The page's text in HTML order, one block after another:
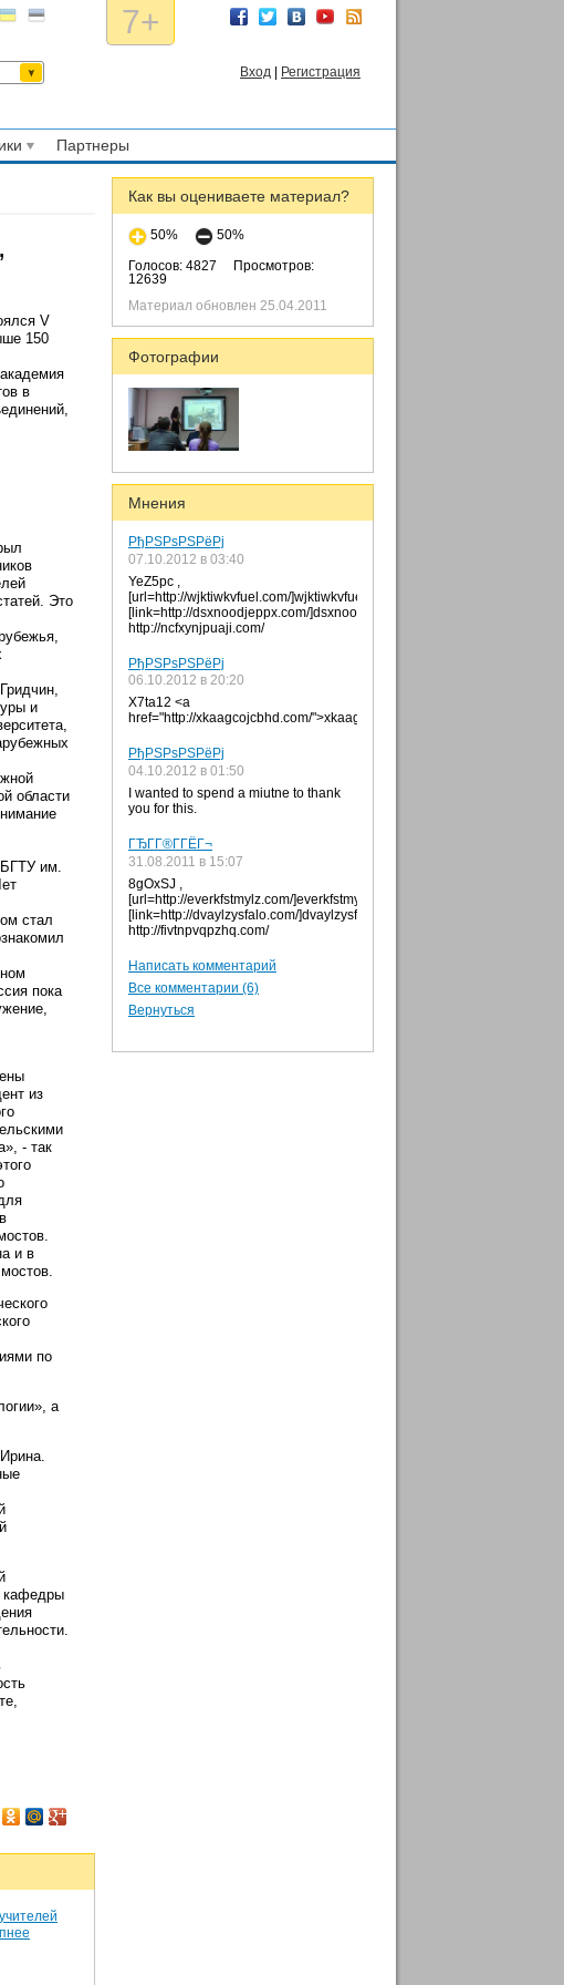
7+
Вход Регистрация
Партнеры
Как вы оцениваете материал?
50%
50%
Голосов: 4827
Просмотров:
12639
Материал обновлен 25.04.2011
Фотографии
Мнения
РђРЅРѕРЅРёРј
07.10.2012 в 03:40
YeZ5pc ,
[url=http://wjktiwkvfuel.com/]wjktiwkvfuel[/url],
[link=http://dsxnoodjeppx.com/]dsxnoodjeppx[/link],
http://ncfxynjpuaji.com/
РђРЅРѕРЅРёРј
06.10.2012 в 20:20
X7ta12 <a
href="http://xkaagcojcbhd.com/">xkaagcojcbhd</a>
РђРЅРѕРЅРёРј
04.10.2012 в 01:50
I wanted to spend a miutne to thank
you for this.
ГЂГ­Г®Г­ГЁГ¬
31.08.2011 в 15:07
8gOxSJ ,
[url=http://everkfstmylz.com/]everkfstmylz[/url],
[link=http://dvaylzysfalo.com/]dvaylzysfalo[/link],
http://fivtnpvqpzhq.com/
Написать комментарий
Все комментарии (6)
Вернуться
V
150
в
Это
и
области
им.
стал
пока
из
- так
и в
по
а
кафедры